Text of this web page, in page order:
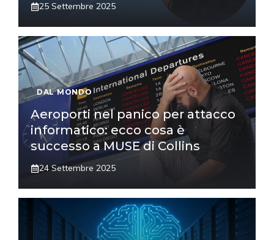
25 Settembre 2025
DAL MONDO
Aeroporti nel panico per attacco
informatico: ecco cosa è
successo a MUSE di Collins
24 Settembre 2025